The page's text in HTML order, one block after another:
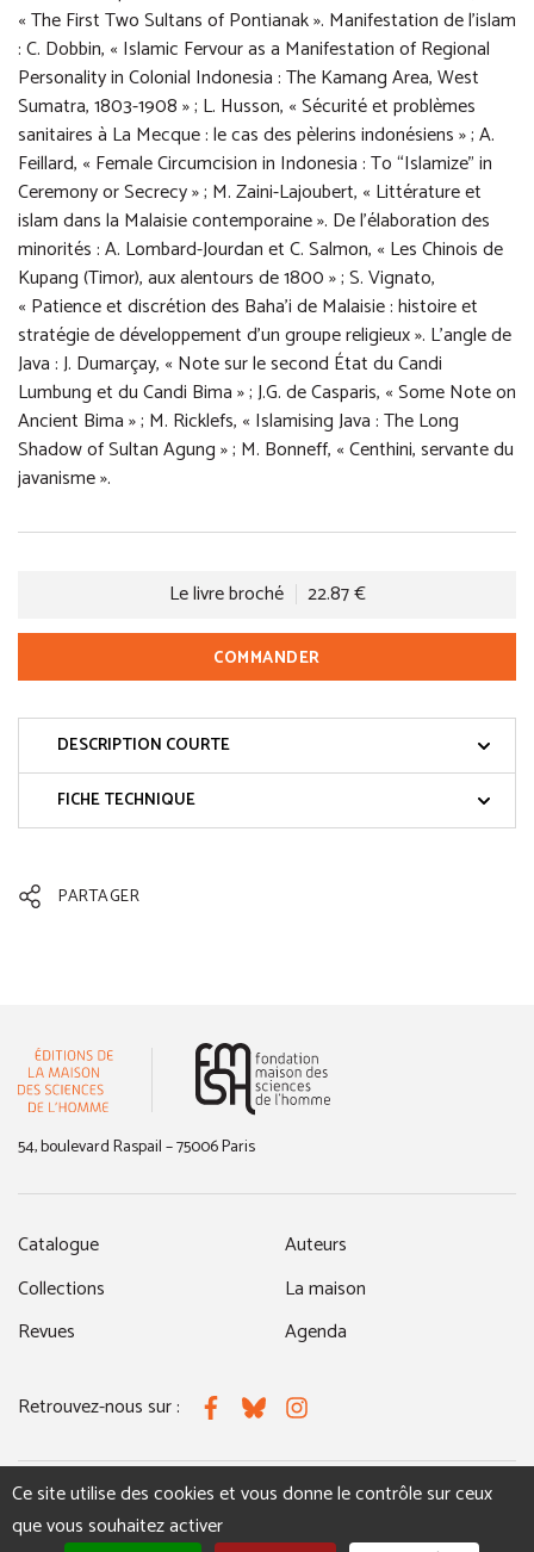
« The First Two Sultans of Pontianak ». Manifestation de l’islam
: C. Dobbin, « Islamic Fervour as a Manifestation of Regional
Personality in Colonial Indonesia : The Kamang Area, West
Sumatra, 1803-1908 » ; L. Husson, « Sécurité et problèmes
sanitaires à La Mecque : le cas des pèlerins indonésiens » ; A.
Feillard, « Female Circumcision in Indonesia : To “Islamize” in
Ceremony or Secrecy » ; M. Zaini-Lajoubert, « Littérature et
islam dans la Malaisie contemporaine ». De l’élaboration des
minorités : A. Lombard-Jourdan et C. Salmon, « Les Chinois de
Kupang (Timor), aux alentours de 1800 » ; S. Vignato,
« Patience et discrétion des Baha’i de Malaisie : histoire et
stratégie de développement d’un groupe religieux ». L’angle de
Java : J. Dumarçay, « Note sur le second État du Candi
Lumbung et du Candi Bima » ; J.G. de Casparis, « Some Note on
Ancient Bima » ; M. Ricklefs, « Islamising Java : The Long
Shadow of Sultan Agung » ; M. Bonneff, « Centhini, servante du
javanisme ».
Le livre broché 22.87 €
COMMANDER
DESCRIPTION COURTE
FICHE TECHNIQUE
PARTAGER
54, boulevard Raspail – 75006 Paris
Catalogue
Collections
Revues
Auteurs
La maison
Agenda
Retrouvez-nous sur : FacebookBlueskyInstagram
MENTIONS LÉGALES NOUS CONTACTER
Ce site utilise des cookies et vous donne le contrôle sur ceux
que vous souhaitez activer